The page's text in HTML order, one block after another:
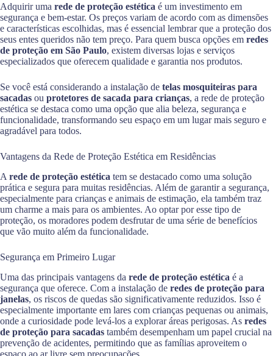
Adquirir uma rede de proteção estética é um investimento em
segurança e bem-estar. Os preços variam de acordo com as dimensões
e características escolhidas, mas é essencial lembrar que a proteção dos
seus entes queridos não tem preço. Para quem busca opções em redes
de proteção em São Paulo, existem diversas lojas e serviços
especializados que oferecem qualidade e garantia nos produtos.
Se você está considerando a instalação de telas mosquiteiras para
sacadas ou protetores de sacada para crianças, a rede de proteção
estética se destaca como uma opção que alia beleza, segurança e
funcionalidade, transformando seu espaço em um lugar mais seguro e
agradável para todos.
Vantagens da Rede de Proteção Estética em Residências
A rede de proteção estética tem se destacado como uma solução
prática e segura para muitas residências. Além de garantir a segurança,
especialmente para crianças e animais de estimação, ela também traz
um charme a mais para os ambientes. Ao optar por esse tipo de
proteção, os moradores podem desfrutar de uma série de benefícios
que vão muito além da funcionalidade.
Segurança em Primeiro Lugar
Uma das principais vantagens da rede de proteção estética é a
segurança que oferece. Com a instalação de redes de proteção para
janelas, os riscos de quedas são significativamente reduzidos. Isso é
especialmente importante em lares com crianças pequenas ou animais,
onde a curiosidade pode levá-los a explorar áreas perigosas. As redes
de proteção para sacadas também desempenham um papel crucial na
prevenção de acidentes, permitindo que as famílias aproveitem o
espaço ao ar livre sem preocupações.